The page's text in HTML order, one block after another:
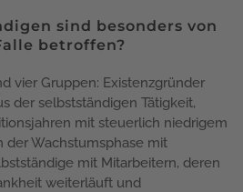
sind besonders von
betroffen?
vier Gruppen: Existenzgründer
der selbstständigen Tätigkeit,
mit steuerlich niedrigem
der Wachstumsphase mit
mit Mitarbeitern, deren
weiterläuft und